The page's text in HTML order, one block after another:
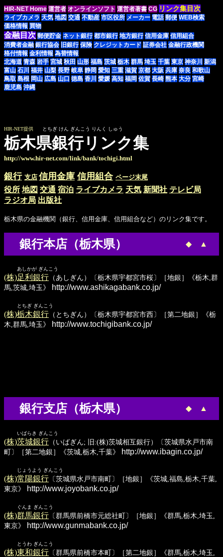
HIR-NET Home 運営者 オンラインソフト 運営者著書 CG リンク集目次
ライブカメラ 天気 地図 交通 不動産 市区役所 メーカー 電話 郵便 WEB検索
価格情報 買物
金融目次 郵便貯金 ネット銀行 都市銀行 地方銀行 信用金庫 信用組合
消費者金融 銀行協会 旧銀行 保険 クレジットカード 証券会社 金融行政機関
格付情報 金利情報 為替情報
北海道 青森 岩手 宮城 秋田 山形 福島 茨城 栃木 群馬 埼玉 千葉 東京 神奈川 新潟
富山 石川 福井 山梨 長野 岐阜 静岡 愛知 三重 滋賀 京都 大阪 兵庫 奈良 和歌山
鳥取 島根 岡山 広島 山口 徳島 香川 愛媛 高知 福岡 佐賀 長崎 熊本 大分 宮崎
鹿児島 沖縄
HIR-NET提供 とちぎ けん ぎんこう りんく しゅう
栃木県銀行リンク集
http://www.hir-net.com/link/bank/tochigi.html
銀行 支店 信用金庫 信用組合 ページ末尾
役所 地図 交通 宿泊 ライブカメラ 天気 新聞社 テレビ局
ラジオ局 出版社
栃木県の金融機関（銀行、信用金庫、信用組合など）のリンク集です。
銀行本店（栃木県） ◆ ▲
あしかが ぎんこう
(株)足利銀行 （あしぎん）〔栃木県宇都宮市桜〕［地銀］《栃木,群
馬,茨城,埼玉》
http://www.ashikagabank.co.jp/
とちぎ ぎんこう
(株)栃木銀行 （とちぎん）〔栃木県宇都宮市西〕［第二地銀］《栃
木,群馬,埼玉》
http://www.tochigibank.co.jp/
銀行支店（栃木県） ◆ ▲
いばらき ぎんこう
(株)茨城銀行 （いばぎん; 旧:(株)茨城相互銀行）〔茨城県水戸市南
町〕［第二地銀］《茨城,栃木,千葉》
http://www.ibagin.co.jp/
じょうよう ぎんこう
(株)常陽銀行 〔茨城県水戸市南町〕［地銀］《茨城,福島,栃木,千葉,
東京》
http://www.joyobank.co.jp/
ぐんま ぎんこう
(株)群馬銀行 〔群馬県前橋市元総社町〕［地銀］《群馬,栃木,埼玉,
東京》
http://www.gunmabank.co.jp/
とうわ ぎんこう
(株)東和銀行 〔群馬県前橋市本町〕［第二地銀］《群馬,栃木,埼玉,